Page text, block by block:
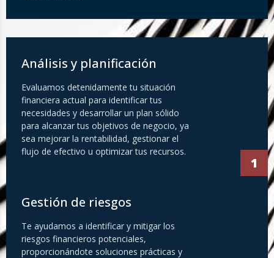
Análisis y planificación
Evaluamos detenidamente tu situación
financiera actual para identificar tus
necesidades y desarrollar un plan sólido
para alcanzar tus objetivos de negocio, ya
sea mejorar la rentabilidad, gestionar el
flujo de efectivo u optimizar tus recursos.
1
Gestión de riesgos
Te ayudamos a identificar y mitigar los
riesgos financieros potenciales,
proporcionándote soluciones prácticas y